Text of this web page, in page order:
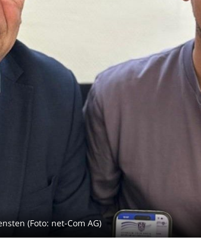
(Foto: net-Com AG)